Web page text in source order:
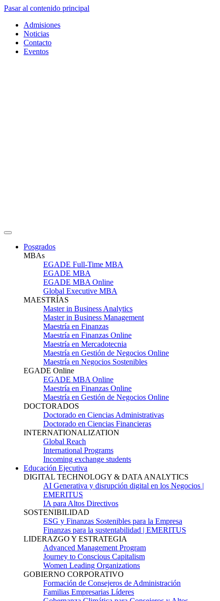
Pasar al contenido principal
Admisiones
Noticias
Contacto
Eventos
Posgrados
MBAs
EGADE Full-Time MBA
EGADE MBA
EGADE MBA Online
Global Executive MBA
MAESTRÍAS
Master in Business Analytics
Master in Business Management
Maestría en Finanzas
Maestría en Finanzas Online
Maestría en Mercadotecnia
Maestría en Gestión de Negocios Online
Maestría en Negocios Sostenibles
EGADE Online
EGADE MBA Online
Maestría en Finanzas Online
Maestría en Gestión de Negocios Online
DOCTORADOS
Doctorado en Ciencias Administrativas
Doctorado en Ciencias Financieras
INTERNATIONALIZATION
Global Reach
International Programs
Incoming exchange students
Educación Ejecutiva
DIGITAL TECHNOLOGY & DATA ANALYTICS
AI Generativa y disrupción digital en los Negocios |
EMERITUS
IA para Altos Directivos
SOSTENIBILIDAD
ESG y Finanzas Sostenibles para la Empresa
Finanzas para la sustentabilidad | EMERITUS
LIDERAZGO Y ESTRATEGIA
Advanced Management Program
Journey to Conscious Capitalism
Women Leading Organizations
GOBIERNO CORPORATIVO
Formación de Consejeros de Administración
Familias Empresarias Líderes